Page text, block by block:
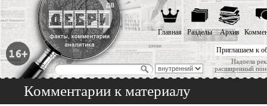
Приглашаем к
Надоела
расширенный
Главная Разделы Архив
Комментарии к материалу